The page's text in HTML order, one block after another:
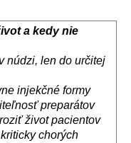
a kedy nie
v núdzi, len do určitej
injekčné formy
preparátov
život pacientov
chorých